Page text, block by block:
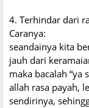
4. Terhindar dari
Caranya:
seandainya kita
jauh dari
maka bacalah “ya
allah rasa payah,
sendirinya,